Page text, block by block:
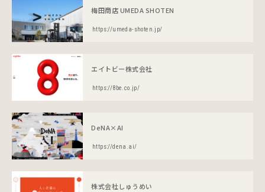
梅田商店 UMEDA SHOTEN
https://umeda-shoten.jp/
エイトビー株式会社
https://8be.co.jp/
DeNA×AI
https://dena.ai/
株式会社しゅうめい